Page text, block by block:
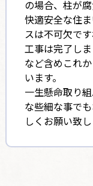
の場合、柱が
快適安全な住
スは不可欠です
工事は完了し
など含めこれ
います。
一生懸命取り
な些細な事で
しくお願い致し